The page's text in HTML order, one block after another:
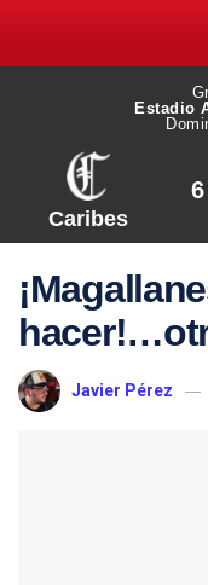
Estadio
Caribes
6
Javier Pérez